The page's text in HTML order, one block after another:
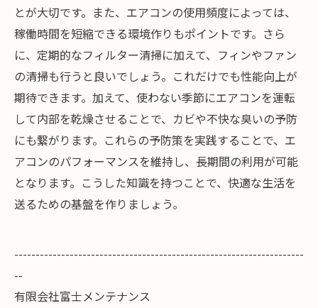
とが大切です。また、エアコンの使用頻度によっては、
稼働時間を短縮できる環境作りもポイントです。さら
に、定期的なフィルター清掃に加えて、フィンやファン
の清掃も行うと良いでしょう。これだけでも性能向上が
期待できます。加えて、使わない季節にエアコンを運転
して内部を乾燥させることで、カビや不快な臭いの予防
にも繋がります。これらの予防策を実践することで、エ
アコンのパフォーマンスを維持し、長期間の利用が可能
となります。こうした知識を持つことで、快適な生活を
送るための基盤を作りましょう。
--------------------------------------------------------------------
--
有限会社富士メンテナンス